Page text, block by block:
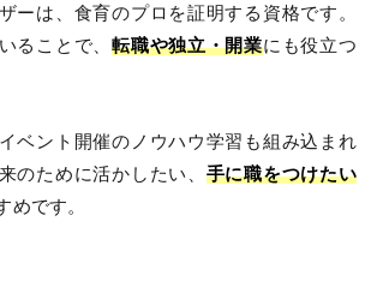
ーは、食育のプロを証明する資格です。
ることで、転職や独立・開業にも役立つ
ベント開催のノウハウ学習も組み込まれ
のために活かしたい、 手に職をつけたい
めです。